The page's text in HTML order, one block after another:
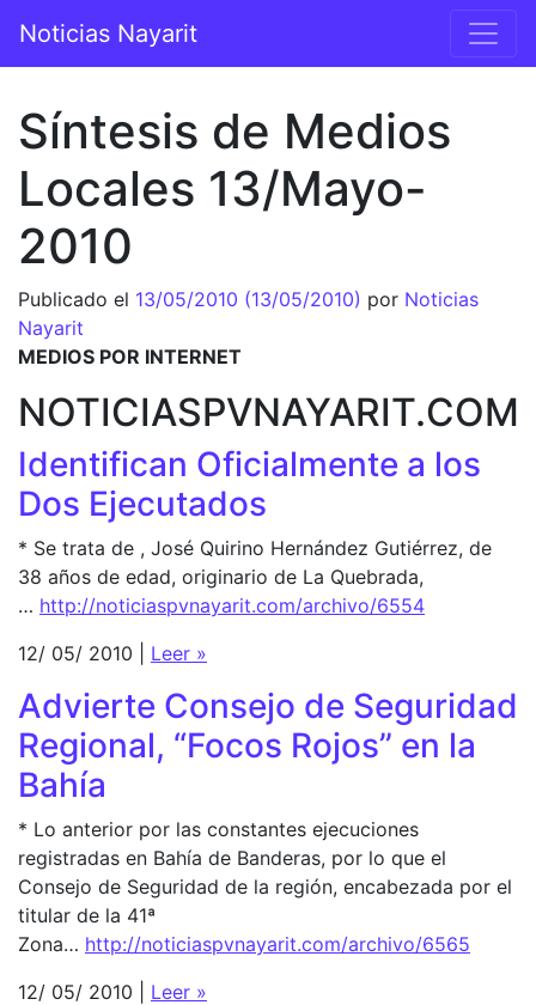
Navegación principal
Noticias Nayarit
Síntesis de Medios
Locales 13/Mayo-
2010
Publicado el 13/05/2010 (13/05/2010) por Noticias
Nayarit
MEDIOS POR INTERNET
NOTICIASPVNAYARIT.COM
Identifican Oficialmente a los
Dos Ejecutados
* Se trata de , José Quirino Hernández Gutiérrez, de
38 años de edad, originario de La Quebrada,
… http://noticiaspvnayarit.com/archivo/6554
12/ 05/ 2010 | Leer »
Advierte Consejo de Seguridad
Regional, “Focos Rojos” en la
Bahía
* Lo anterior por las constantes ejecuciones
registradas en Bahía de Banderas, por lo que el
Consejo de Seguridad de la región, encabezada por el
titular de la 41ª
Zona… http://noticiaspvnayarit.com/archivo/6565
12/ 05/ 2010 | Leer »